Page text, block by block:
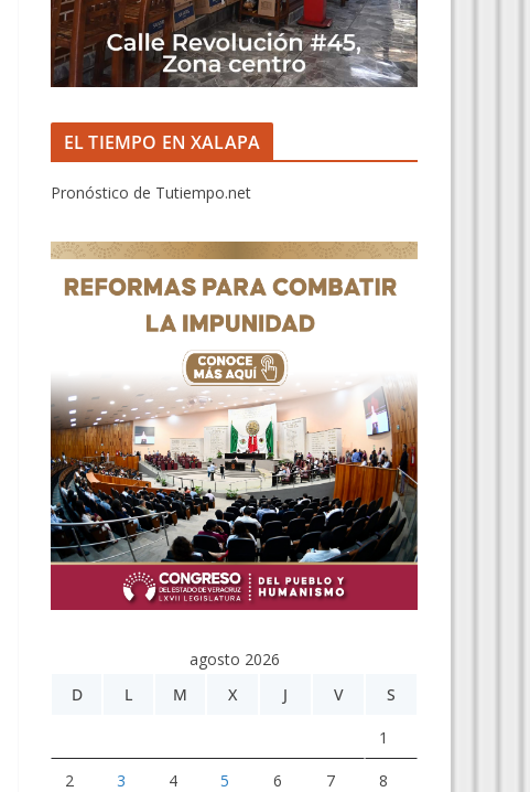
EL TIEMPO EN XALAPA
Pronóstico de Tutiempo.net
agosto 2026
D
L M X J V S
1
2 3 4 5 6 7 8